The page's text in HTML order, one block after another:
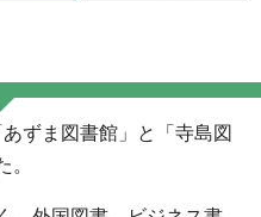
ずま図書館」と「寺島図
。